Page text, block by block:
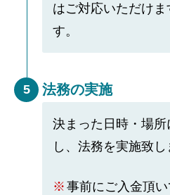
はご対応いただけ
す。
5 法務の実施
決まった日時・場
し、法務を実施致し
事前にご入金頂